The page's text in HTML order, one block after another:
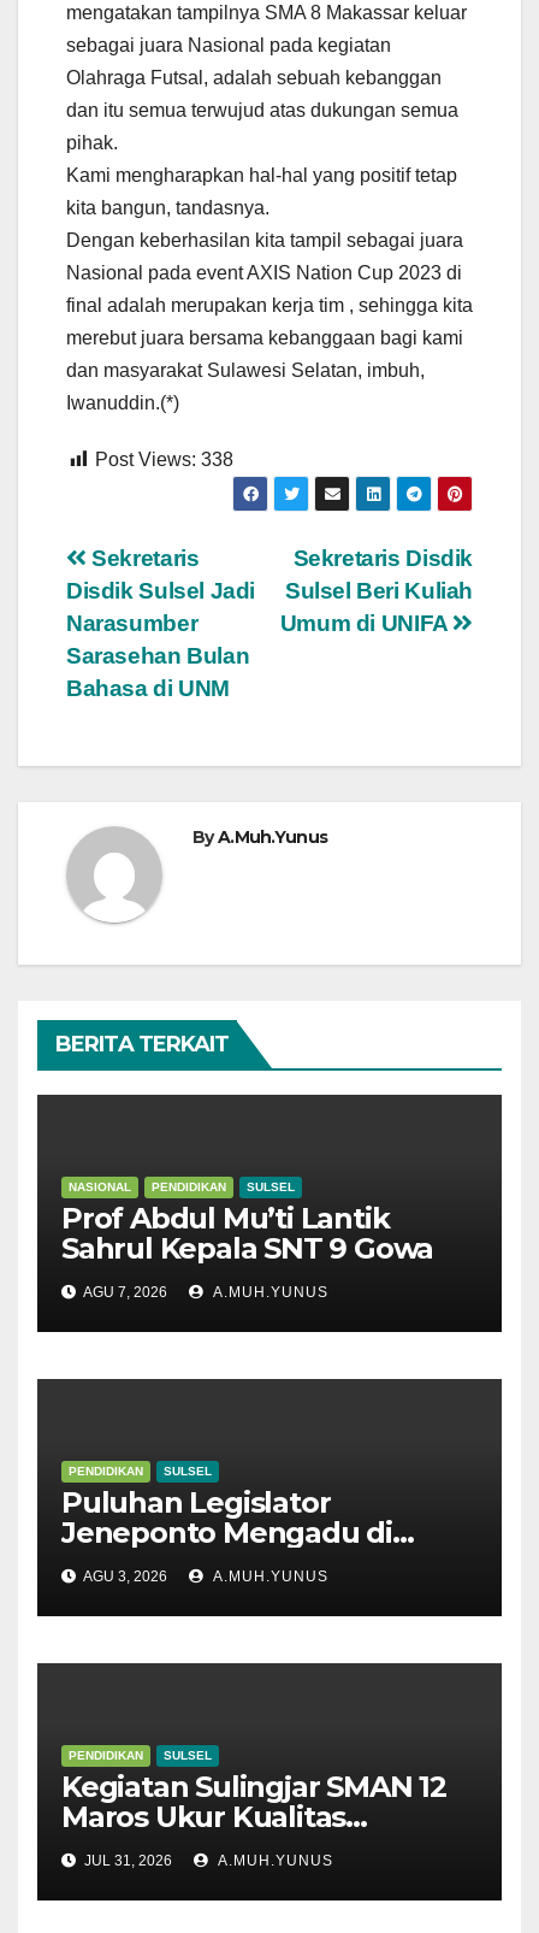
mengatakan tampilnya SMA 8 Makassar keluar
sebagai juara Nasional pada kegiatan
Olahraga Futsal, adalah sebuah kebanggan
dan itu semua terwujud atas dukungan semua
pihak.
Kami mengharapkan hal-hal yang positif tetap
kita bangun, tandasnya.
Dengan keberhasilan kita tampil sebagai juara
Nasional pada event AXIS Nation Cup 2023 di
final adalah merupakan kerja tim , sehingga kita
merebut juara bersama kebanggaan bagi kami
dan masyarakat Sulawesi Selatan, imbuh,
Iwanuddin.(*)
Post Views: 338
Navigasi
pos
Sekretaris Disdik
Sulsel Beri Kuliah
Umum di UNIFA
Sekretaris
Disdik Sulsel Jadi
Narasumber
Sarasehan Bulan
Bahasa di UNM
ByA.Muh.Yunus
BERITA TERKAIT
NASIONAL PENDIDIKAN SULSEL
Prof Abdul Mu’ti Lantik
Sahrul Kepala SNT 9 Gowa
AGU 7, 2026 A.MUH.YUNUS
PENDIDIKAN SULSEL
Puluhan Legislator
Jeneponto Mengadu di
Disdik Sulsel
AGU 3, 2026 A.MUH.YUNUS
PENDIDIKAN SULSEL
Kegiatan Sulingjar SMAN 12
Maros Ukur Kualitas
Pembelajaran
JUL 31, 2026 A.MUH.YUNUS